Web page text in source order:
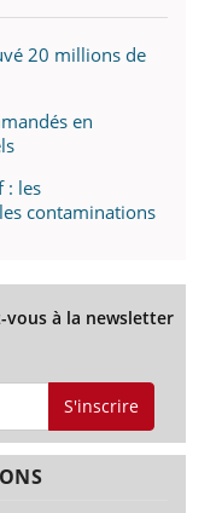
20 millions de
en
: les
contaminations
vous à la newsletter
S'inscrire